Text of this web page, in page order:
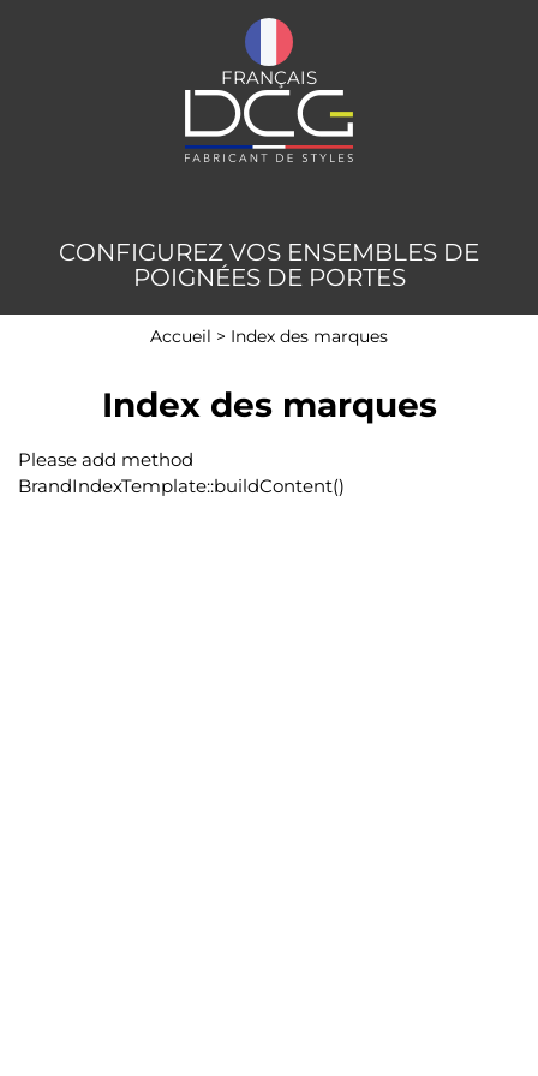
CONFIGUREZ VOS ENSEMBLES DE
POIGNÉES DE PORTES
FRANÇAIS
Accueil > Index des marques
Index des marques
Please add method
BrandIndexTemplate::buildContent()